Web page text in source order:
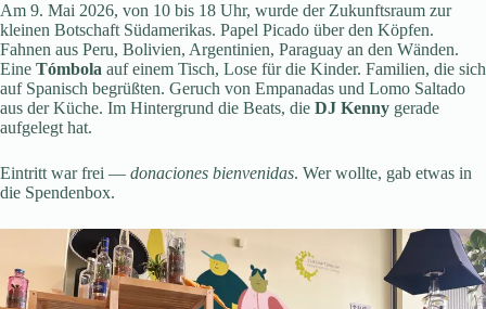
Am 9. Mai 2026, von 10 bis 18 Uhr, wurde der Zukunftsraum zur
kleinen Botschaft Südamerikas. Papel Picado über den Köpfen.
Fahnen aus Peru, Bolivien, Argentinien, Paraguay an den Wänden.
Eine Tómbola auf einem Tisch, Lose für die Kinder. Familien, die sich
auf Spanisch begrüßten. Geruch von Empanadas und Lomo Saltado
aus der Küche. Im Hintergrund die Beats, die DJ Kenny gerade
aufgelegt hat.
Eintritt war frei — donaciones bienvenidas. Wer wollte, gab etwas in
die Spendenbox.